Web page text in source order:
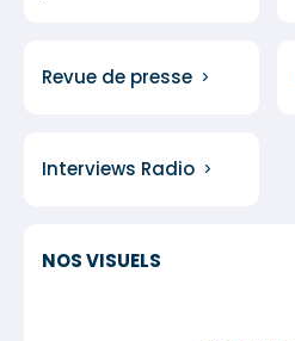
Revue de presse
Interviews Radio
NOS VISUELS